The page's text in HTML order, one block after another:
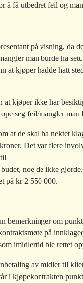
å få utbedret feil og
på visning, da
man burde ha
at kjøper hadde hatt
at kjøper ikke har
seg feil/mangler man
at de skal ha nektet
Det var flere
noe de ikke
på kr 2 550 000.
bemerkninger om
på
imidlertid ble rettet
av midler til
i kjøpekontrakten